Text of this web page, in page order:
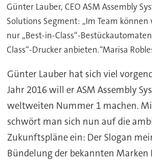
Günter Lauber, CEO ASM Assembly
Solutions Segment: „Im Team
nur „Best-in-Class“-
Class“-Drucker anbieten.“Marisa
Günter Lauber hat sich viel
Jahr 2016 will er ASM Assembly
weltweiten Nummer 1 machen.
schwört man sich nun auf die
Zukunftspläne ein: Der Slogan
Bündelung der bekannten Marken